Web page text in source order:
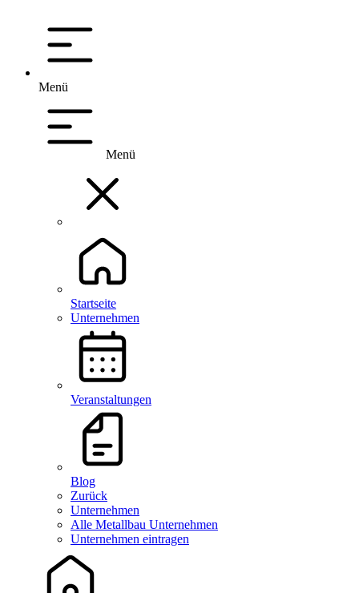
Menü
Menü
Startseite
Unternehmen
Veranstaltungen
Blog
Zurück
Unternehmen
Alle Metallbau Unternehmen
Unternehmen eintragen